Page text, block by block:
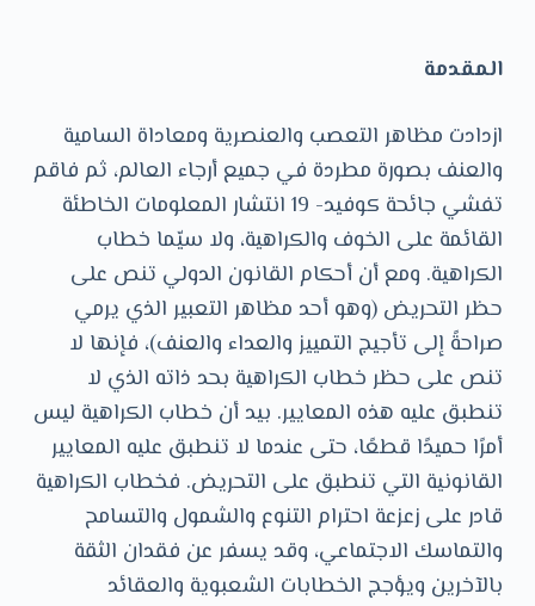
المقدمة
ازدادت مظاهر التعصب والعنصرية ومعاداة السامية
والعنف بصورة مطردة في جميع أرجاء العالم، ثم فاقم
تفشي جائحة كوفيد- 19 انتشار المعلومات الخاطئة
القائمة على الخوف والكراهية، ولا سيّما خطاب
الكراهية. ومع أن أحكام القانون الدولي تنص على
حظر التحريض (وهو أحد مظاهر التعبير الذي يرمي
صراحةً إلى تأجيج التمييز والعداء والعنف)، فإنها لا
تنص على حظر خطاب الكراهية بحد ذاته الذي لا
تنطبق عليه هذه المعايير. بيد أن خطاب الكراهية ليس
أمرًا حميدًا قطعًا، حتى عندما لا تنطبق عليه المعايير
القانونية التي تنطبق على التحريض. فخطاب الكراهية
قادر على زعزعة احترام التنوع والشمول والتسامح
والتماسك الاجتماعي، وقد يسفر عن فقدان الثقة
بالآخرين ويؤجج الخطابات الشعبوية والعقائد